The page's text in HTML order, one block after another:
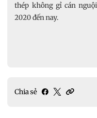
thép không gỉ cán
2020 đến nay.
Chia sẻ